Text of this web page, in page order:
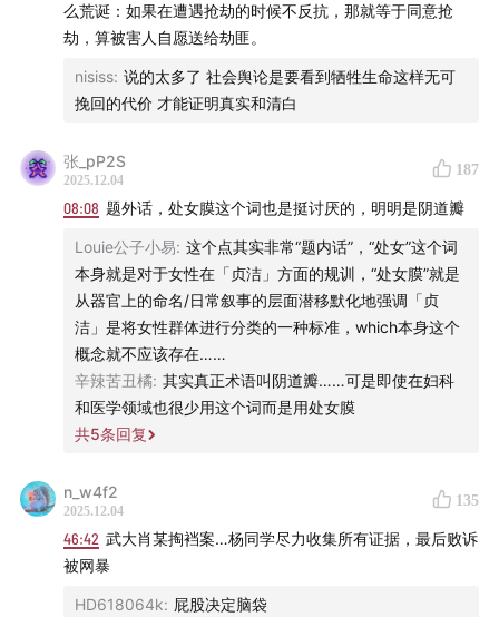
👀 收听提示
山西大同订婚强奸案
02:16 案情概括
为什么很多人同情男方？
“就算倒退几百年，这也是犯罪”
司法实务如何界定“违背妇女意志”
传统观念要求女方做“贞洁烈妇”
11:52 遭遇性侵时，反抗与否意味着什么
遭遇性侵时，很可能陷入惊骇无法反抗
世界各国如何界定强奸
么荒诞：如果在遭遇抢劫的时候不反抗，那就等于同意抢
劫，算被害人自愿送给劫匪。
nisiss: 说的太多了 社会舆论是要看到牺牲生命这样无可
挽回的代价 才能证明真实和清白
张_pP2S
2025.12.04
187
08:08 题外话，处女膜这个词也是挺讨厌的，明明是阴道瓣
Louie公子小易: 这个点其实非常“题内话”，“处女”这个词
本身就是对于女性在「贞洁」方面的规训，“处女膜”就是
从器官上的命名/日常叙事的层面潜移默化地强调「贞
洁」是将女性群体进行分类的一种标准，which本身这个
概念就不应该存在……
辛辣苦丑橘: 其实真正术语叫阴道瓣……可是即使在妇科
和医学领域也很少用这个词而是用处女膜
共5条回复
n_w4f2
2025.12.04
135
46:42 武大肖某掏裆案…杨同学尽力收集所有证据，最后败诉
被网暴
HD618064k: 屁股决定脑袋